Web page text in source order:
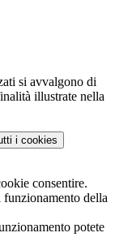
si avvalgono di
illustrate nella
i cookies
consentire.
della
potete